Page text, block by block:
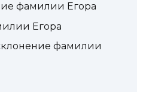
фамилии Егора
Егора
фамилии